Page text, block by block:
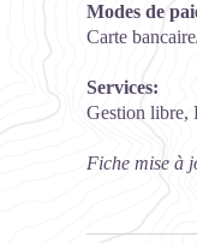
Modes de
Carte
Services:
Gestion libre,
Fiche mise à